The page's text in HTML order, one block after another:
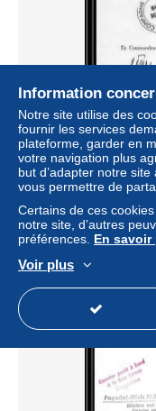
2199 marion
Antarctic
Statut
Information
Notre site utilise des
fournir les services
plateforme, garder en
votre navigation plus
but d’adapter notre
vous permettre de
Certains de ces
notre site, d’autres
préférences. En savoir
Voir plus